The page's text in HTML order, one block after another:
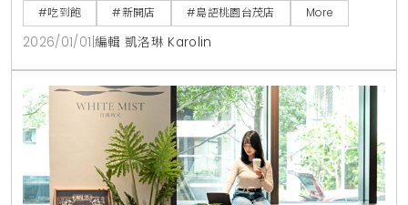
#吃到飽 #新開店 #島語桃園台茂店 More
2026/01/01 編輯 凱洛琳 Karolin